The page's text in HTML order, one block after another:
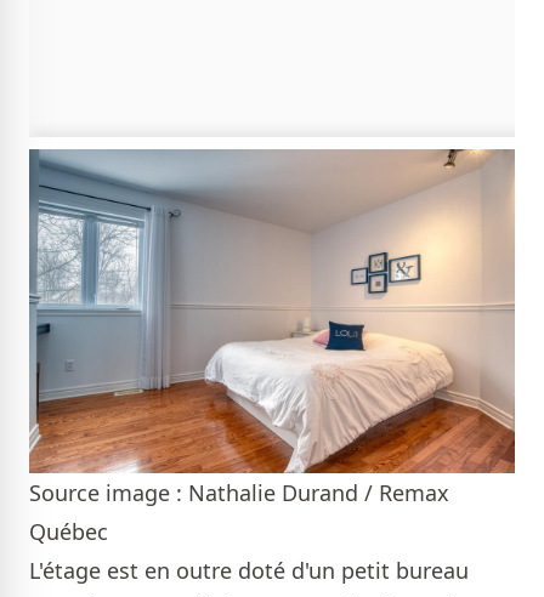
Source image : Nathalie Durand / Remax
Québec
L'étage est en outre doté d'un petit bureau